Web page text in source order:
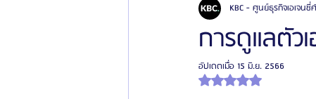
รีวิวศัลยกรรมฉีดไขมัน รีวิวศัลยกรรมดู
โรงพยาบาลศัลยกรรมเฟรช โรงพยาบา
การดูแลตัว
KBC - ศูนย์ธุรกิจเอเจนซี่
อัปเดตเมื่อ 15 มิ.ย. 2566
ได้รับ NaN เต็ม 5 ดาว